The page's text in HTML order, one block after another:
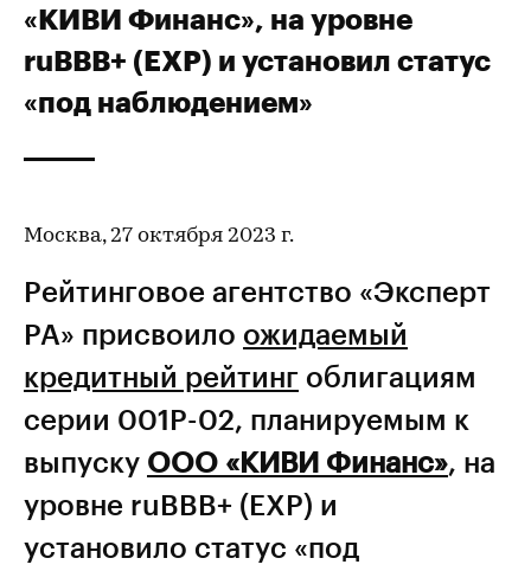
«КИВИ Финанс», на уровне
ruBBB+ (EXP) и установил статус
«под наблюдением»
Москва, 27 октября 2023 г.
Рейтинговое агентство «Эксперт
РА» присвоило ожидаемый
кредитный рейтинг облигациям
серии 001Р-02, планируемым к
выпуску ООО «КИВИ Финанс», на
уровне ruBBB+ (EXP) и
установило статус «под